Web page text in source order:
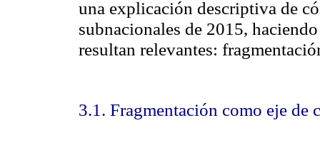
una explicación descriptiva de
subnacionales de 2015,
resultan relevantes:
3.1. Fragmentación como eje de